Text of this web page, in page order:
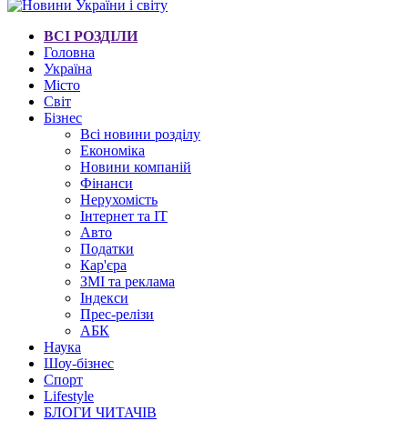
ВСІ РОЗДІЛИ
Головна
Україна
Місто
Світ
Бізнес
Всі новини розділу
Економіка
Новини компаній
Фінанси
Нерухомість
Інтернет та IT
Авто
Податки
Кар'єра
ЗМІ та реклама
Індекси
Прес-релізи
АБК
Наука
Шоу-бізнес
Спорт
Lifestyle
БЛОГИ ЧИТАЧІВ